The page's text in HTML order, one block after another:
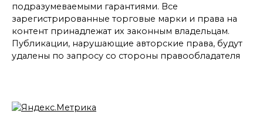
подразумеваемыми гарантиями. Все
зарегистрированные торговые марки и права на
контент принадлежат их законным владельцам.
Публикации, нарушающие авторские права, будут
удалены по запросу со стороны правообладателя